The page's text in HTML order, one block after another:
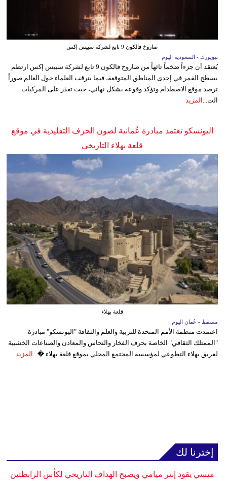
صاروخ فالكون 9 تابع لشركة سبيس إكس
نيويورك - السعودية اليوم
يُعتقد أن جزءاً ضخماً تائهاً من صاروخ فالكون 9 تابع لشركة سبيس إكس ارتطم
بسطح القمر في إحدى المناطق المتوقعة، فيما يترقب العلماء حول العالم صوراً
ترصد موقع الاصطدام وتؤكد وقوعه بشكل نهائي، حيث تعذر على المركبات
الت... المزيد
اليونسكو تعتمد مبادرة عُمانية لصون الحرف التقليدية في موقع
قلعة بهلاء التاريخي
قلعة بهلاء
مسقط - عُمان اليوم
اعتمدت منظمة الأمم المتحدة للتربية والعلم والثقافة "اليونسكو" مبادرة
"الممتلك الثقافي" الخاصة بحرف الفخار والنحاس والمعادن والصناعات الخشبية
لفريق بهلاء التطوعي لمؤسسة المجتمع المحلي بموقع قلعة بهلاء �... المزيد
إخترنا لك
ميسي يقود إنتر ميامي ويصبح الهداف التاريخي لكأس الرابطتين